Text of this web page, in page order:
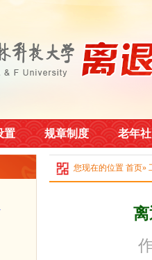
置 规章制度 老年
您现在的位置 首页»